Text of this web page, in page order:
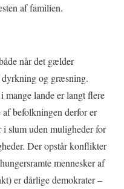
af familien.
når det gælder
og græsning.
mange lande er langt flere
af befolkningen derfor er
slum uden muligheder for
Der opstår konflikter
mennesker af
er dårlige demokrater –